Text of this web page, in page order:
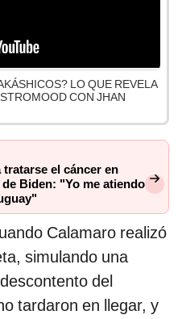
LO QUE REVELA
CON JHAN
tratarse el cáncer en
Biden: "Yo me atiendo
Calamaro realizó
simulando una
del
tardaron en llegar, y